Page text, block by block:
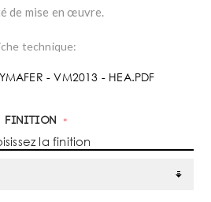
de mise en œuvre.
technique:
- VM2013 - HEA.PDF
Finition *
la finition